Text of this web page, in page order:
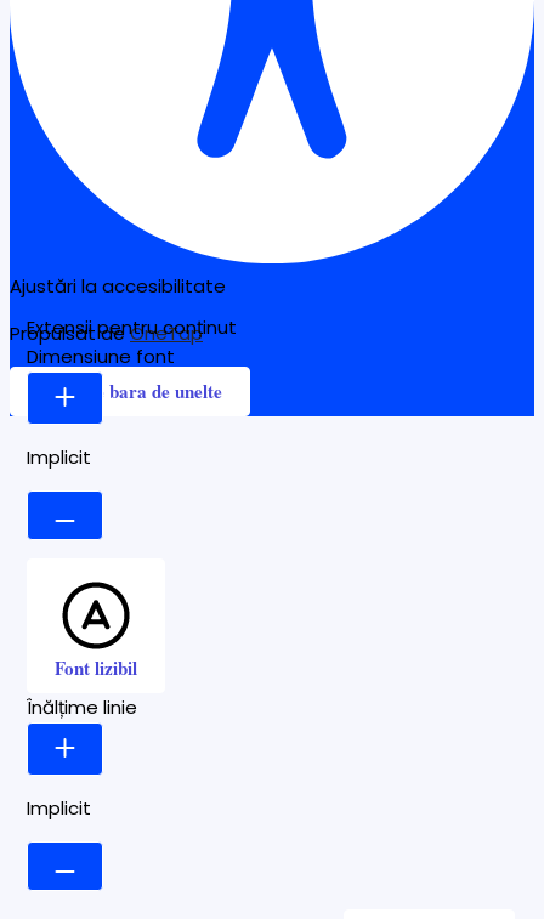
Ajustări la accesibilitate
Propulsat deOneTap
Ascunde bara de unelte
Extensii pentru conținut
Dimensiune font
Implicit
Font lizibil
Înălțime linie
Implicit